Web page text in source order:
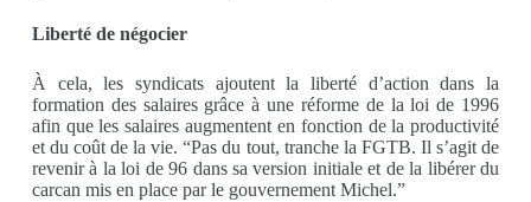
Liberté de négocier
À cela, les syndicats ajoutent la liberté d’action dans la
formation des salaires grâce à une réforme de la loi de 1996
afin que les salaires augmentent en fonction de la productivité
et du coût de la vie. “Pas du tout, tranche la FGTB. Il s’agit de
revenir à la loi de 96 dans sa version initiale et de la libérer du
carcan mis en place par le gouvernement Michel.”